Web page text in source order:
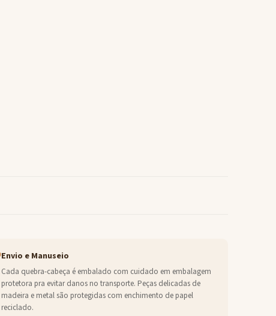
Envio e Manuseio
Cada quebra-cabeça é embalado com cuidado em embalagem
protetora pra evitar danos no transporte. Peças delicadas de
madeira e metal são protegidas com enchimento de papel
reciclado.